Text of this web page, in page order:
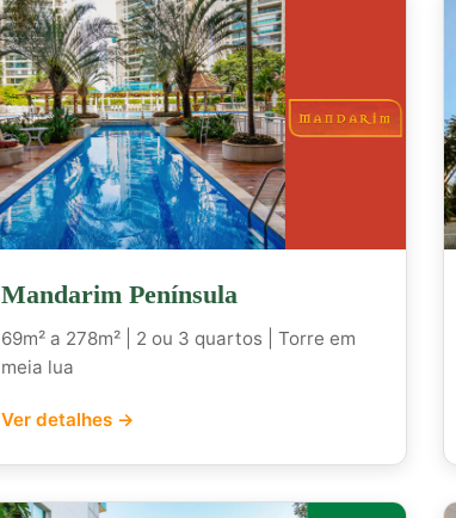
Mandarim Península
69m² a 278m² | 2 ou 3 quartos | Torre em
meia lua
Ver detalhes →